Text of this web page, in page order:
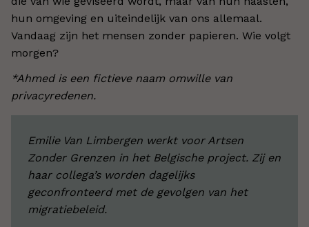
hun omgeving en uiteindelijk van ons allemaal.
Vandaag zijn het mensen zonder papieren. Wie volgt
morgen?
*Ahmed is een fictieve naam omwille van
privacyredenen.
Emilie Van Limbergen werkt voor Artsen
Zonder Grenzen in het Belgische project. Zij en
haar collega’s worden dagelijks
geconfronteerd met de gevolgen van het
migratiebeleid.